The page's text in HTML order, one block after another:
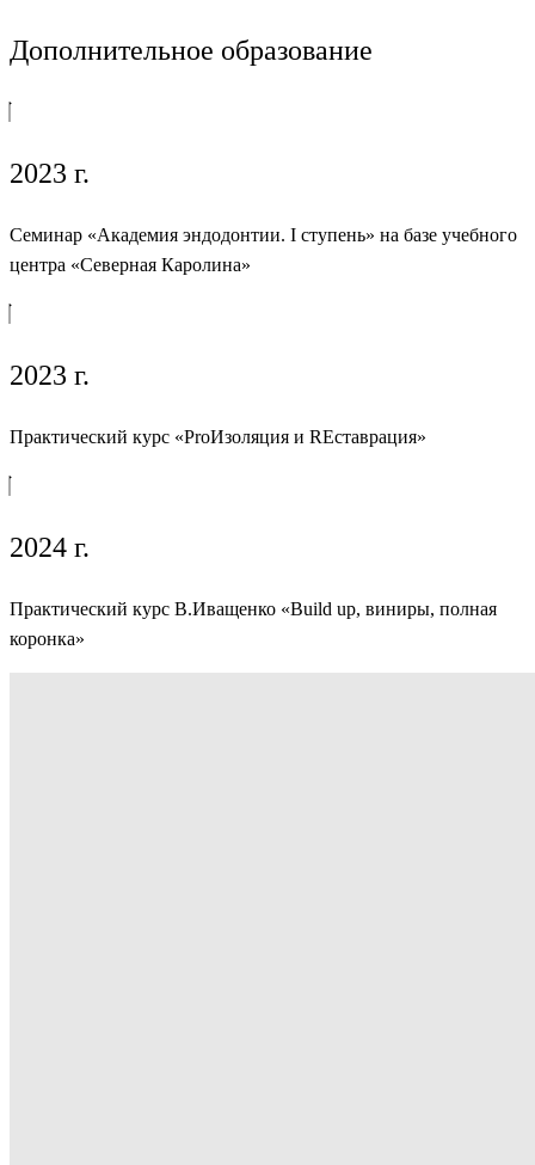
Дополнительное образование
2023 г.
Семинар «Академия эндодонтии. I ступень» на базе учебного
центра «Северная Каролина»
2023 г.
Практический курс «ProИзоляция и REставрация»
2024 г.
Практический курс В.Иващенко «Build up, виниры, полная
коронка»